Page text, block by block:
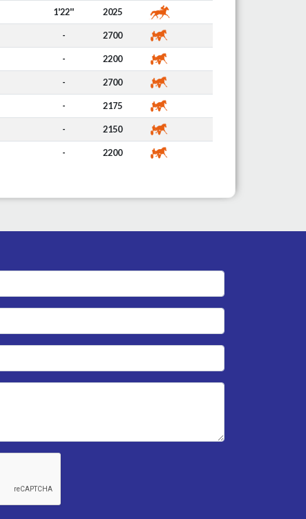
1'22'' 2025
- 2700
- 2200
- 2700
- 2175
- 2150
- 2200